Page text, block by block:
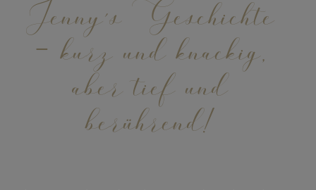
Jenny´s Geschichte
– kurz und knackig,
aber tief und
berührend!